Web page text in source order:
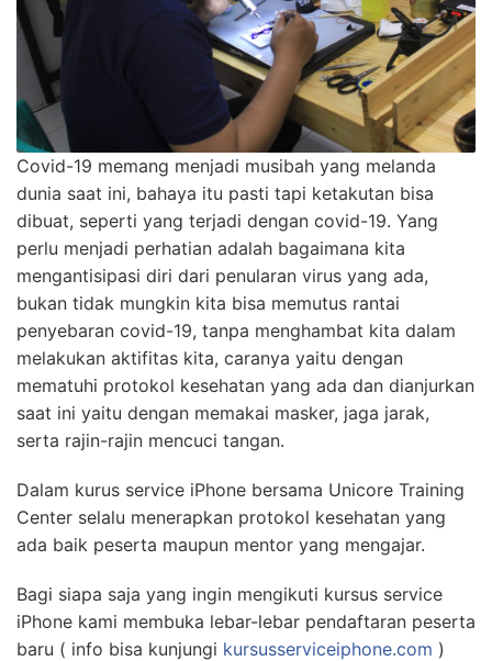
Covid-19 memang menjadi musibah yang melanda
dunia saat ini, bahaya itu pasti tapi ketakutan bisa
dibuat, seperti yang terjadi dengan covid-19. Yang
perlu menjadi perhatian adalah bagaimana kita
mengantisipasi diri dari penularan virus yang ada,
bukan tidak mungkin kita bisa memutus rantai
penyebaran covid-19, tanpa menghambat kita dalam
melakukan aktifitas kita, caranya yaitu dengan
mematuhi protokol kesehatan yang ada dan dianjurkan
saat ini yaitu dengan memakai masker, jaga jarak,
serta rajin-rajin mencuci tangan.
Dalam kurus service iPhone bersama Unicore Training
Center selalu menerapkan protokol kesehatan yang
ada baik peserta maupun mentor yang mengajar.
Bagi siapa saja yang ingin mengikuti kursus service
iPhone kami membuka lebar-lebar pendaftaran peserta
baru ( info bisa kunjungi kursusserviceiphone.com )